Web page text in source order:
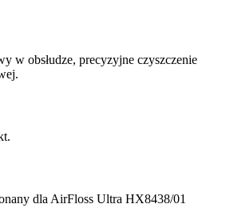
w obsłudze, precyzyjne czyszczenie
dla AirFloss Ultra HX8438/01